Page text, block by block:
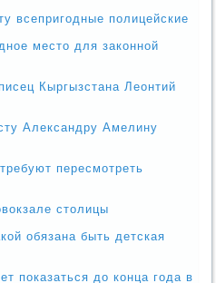
всепригодные полицейские
место для законной
Кыргызстана Леонтий
Александру Амелину
пересмотреть
столицы
обязана быть детская
показаться до конца года в